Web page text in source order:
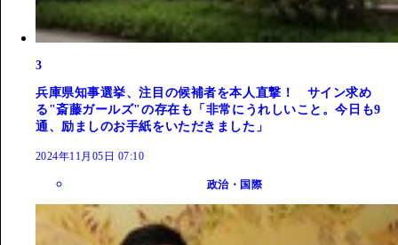
3
兵庫県知事選挙、注目の候補者を本人直撃！ サイン求め
る"斎藤ガールズ"の存在も「非常にうれしいこと。今日も9
通、励ましのお手紙をいただきました」
2024年11月05日 07:10
政治・国際